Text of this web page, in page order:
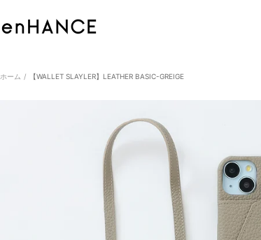
テ
へ
enHANCE
ホーム 【WALLET SLAYLER】LEATHER BASIC-GREIGE